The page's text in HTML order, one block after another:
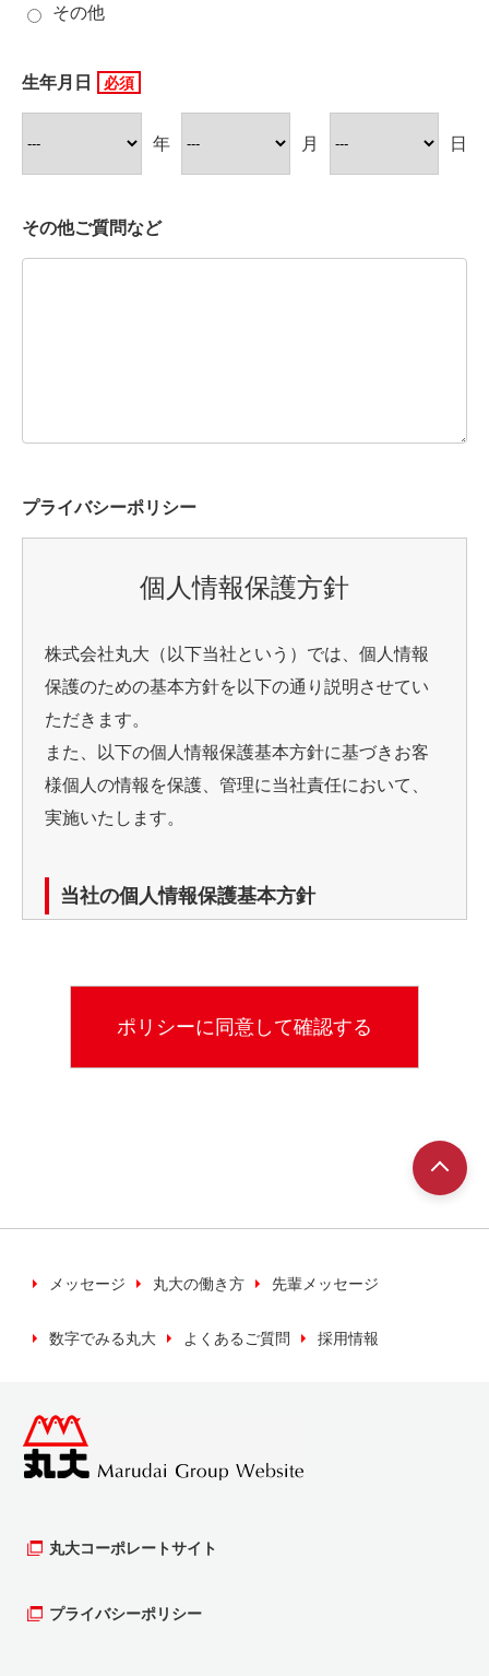
その他
生年月日
年 月 日
その他ご質問など
プライバシーポリシー
個人情報保護方針
株式会社丸大（以下当社という）では、個人情報
保護のための基本方針を以下の通り説明させてい
ただきます。
また、以下の個人情報保護基本方針に基づきお客
様個人の情報を保護、管理に当社責任において、
実施いたします。
当社の個人情報保護基本方針
※お客様からのお問い合わせなど、当社が対応して
す。
当社では、お客様の個人情報について、正当な
への提供は行いません。
個人情報の保管について
新の情報を保ち、安全かつ適切に管理するよう
者のもと保護、管理を行います。
メッセージ 丸大の働き方 先輩メッセージ
数字でみる丸大 よくあるご質問 採用情報
丸大コーポレートサイト
プライバシーポリシー